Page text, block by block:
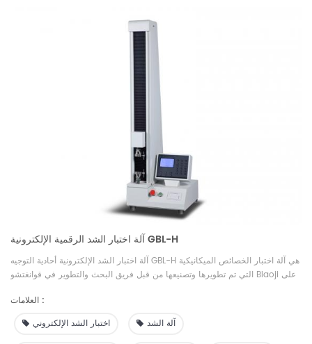
آلة اختبار الشد الرقمية الإلكترونية GBL-H
آلة اختبار الشد الإلكترونية أحادية التوجيه GBL-H هي آلة اختبار الخصائص الميكانيكية
التي تم تطويرها وتصنيعها من قبل فريق البحث والتطوير في قوانغتشو Biaoji على
الجهاز أجهزة استشعار عالية الدقة، ودقة قياس القوة ضمن ±1% FS؛ دعم البرامج
الاحترافي، التشغيل التلقائي بالكامل، مجهز بشاشة عرض كريستال سائل، عرض
في الوقت الحقيقي لبيانات منحنى الاختبار وتقرير اختبار الاستعلام، اختبار مريح
العلامات :
اختبار الشد الإلكتروني
آلة الشد